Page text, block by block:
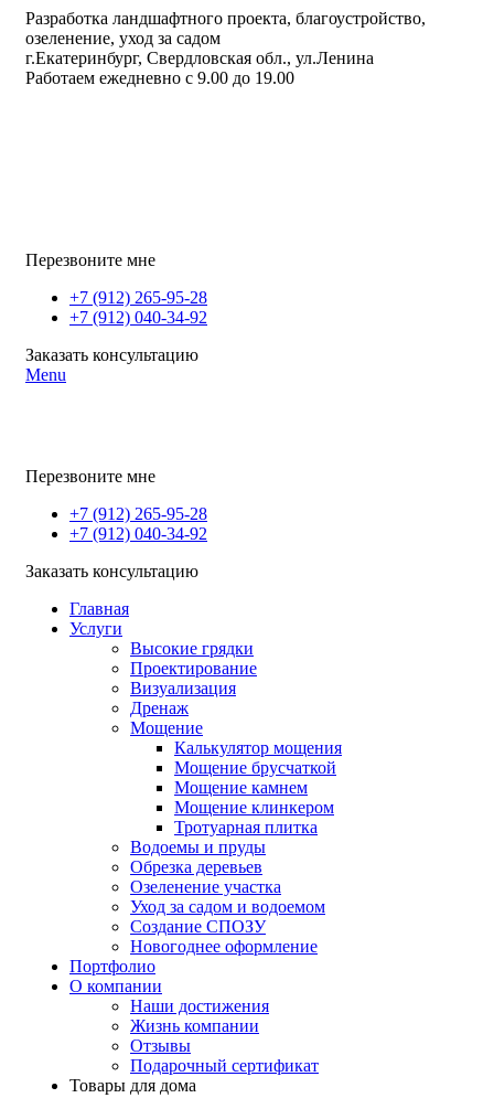
Разработка ландшафтного проекта, благоустройство,
озеленение, уход за садом
г.Екатеринбург, Свердловская обл., ул.Ленина
Работаем ежедневно с 9.00 до 19.00
Перезвоните мне
+7 (912) 265-95-28
+7 (912) 040-34-92
Заказать консультацию
Menu
Перезвоните мне
+7 (912) 265-95-28
+7 (912) 040-34-92
Заказать консультацию
Главная
Услуги
Высокие грядки
Проектирование
Визуализация
Дренаж
Мощение
Калькулятор мощения
Мощение брусчаткой
Мощение камнем
Мощение клинкером
Тротуарная плитка
Водоемы и пруды
Обрезка деревьев
Озеленение участка
Уход за садом и водоемом
Создание СПОЗУ
Новогоднее оформление
Портфолио
О компании
Наши достижения
Жизнь компании
Отзывы
Подарочный сертификат
Товары для дома